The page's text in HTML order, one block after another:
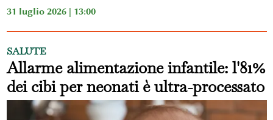
31 luglio 2026 | 13:00
SALUTE
Allarme alimentazione infantile: l'81%
dei cibi per neonati è ultra-processato